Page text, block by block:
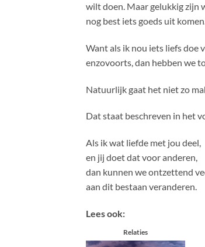
wilt doen. Maar gelukkig zijn
nog best iets goeds uit
Want als ik nou iets liefs doe
enzovoorts, dan hebben we
Natuurlijk gaat het niet zo
Dat staat beschreven in het
Als ik wat liefde met jou deel,
en jij doet dat voor anderen,
dan kunnen we ontzettend
aan dit bestaan veranderen.
Lees ook:
Relaties